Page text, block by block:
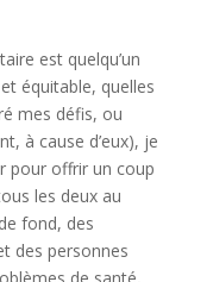
est quelqu’un
équitable, quelles
mes défis, ou
à cause d’eux), je
pour offrir un coup
les deux au
fond, des
des personnes